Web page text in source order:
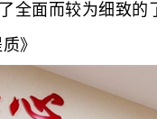
全面而较为细致
》